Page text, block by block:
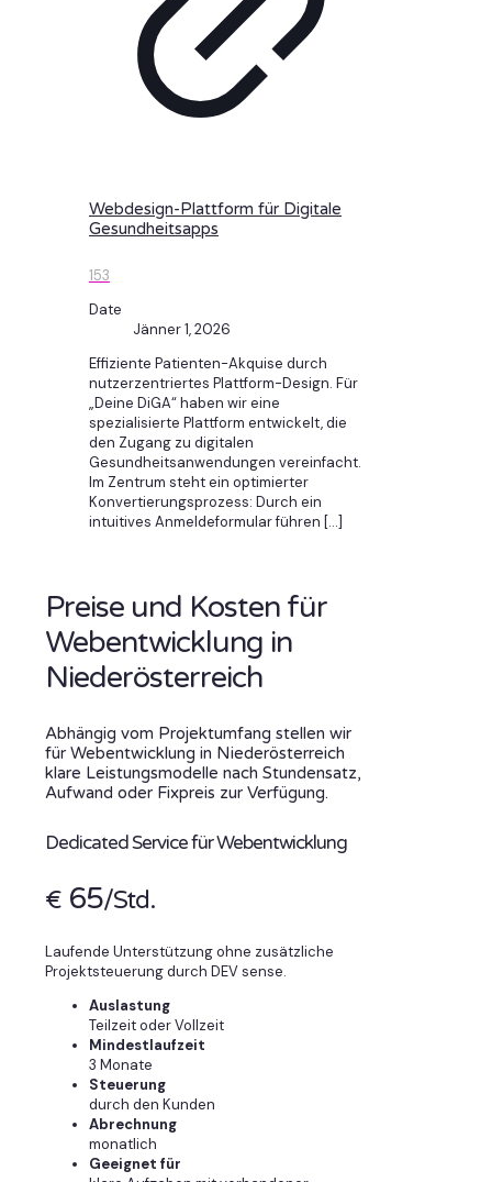
Webdesign-Plattform für Digitale
Gesundheitsapps
153
Date
Jänner 1, 2026
Effiziente Patienten-Akquise durch
nutzerzentriertes Plattform-Design. Für
„Deine DiGA“ haben wir eine
spezialisierte Plattform entwickelt, die
den Zugang zu digitalen
Gesundheitsanwendungen vereinfacht.
Im Zentrum steht ein optimierter
Konvertierungsprozess: Durch ein
intuitives Anmeldeformular führen […]
Preise und Kosten für
Webentwicklung in
Niederösterreich
Abhängig vom Projektumfang stellen wir
für Webentwicklung in Niederösterreich
klare Leistungsmodelle nach Stundensatz,
Aufwand oder Fixpreis zur Verfügung.
Dedicated Service für Webentwicklung
€ 65/Std.
Laufende Unterstützung ohne zusätzliche
Projektsteuerung durch DEV sense.
Auslastung
Teilzeit oder Vollzeit
Mindestlaufzeit
3 Monate
Steuerung
durch den Kunden
Abrechnung
monatlich
Geeignet für